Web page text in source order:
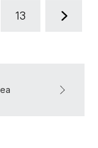
13